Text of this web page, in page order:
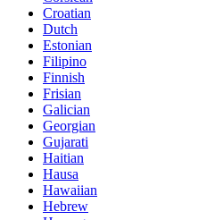
Croatian
Dutch
Estonian
Filipino
Finnish
Frisian
Galician
Georgian
Gujarati
Haitian
Hausa
Hawaiian
Hebrew